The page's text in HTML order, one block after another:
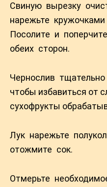
Свиную вырезку
нарежьте
Посолите и
обеих сторон.
Чернослив
чтобы избавиться от
сухофрукты
Лук нарежьте
отожмите сок.
Отмерьте